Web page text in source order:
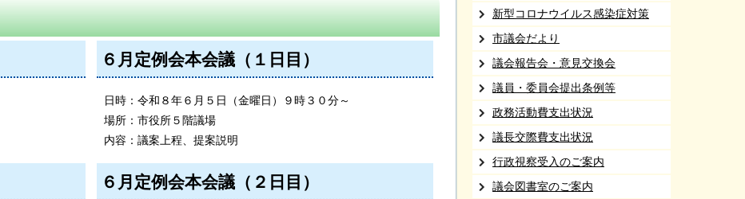
６月定例会本会議（１日目）
日時：令和８年６月５日（金曜日）９時３０分～
場所：市役所５階議場
内容：議案上程、提案説明
６月定例会本会議（２日目）
新型コロナウイルス感染症対策
市議会だより
議会報告会・意見交換会
議員・委員会提出条例等
政務活動費支出状況
議長交際費支出状況
行政視察受入のご案内
議会図書室のご案内